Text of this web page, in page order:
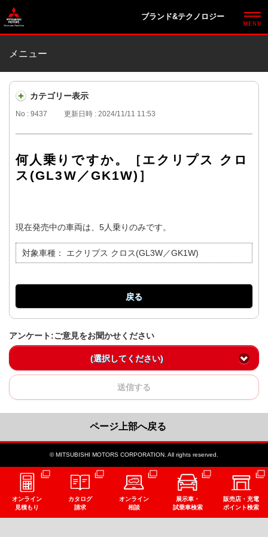
ブランド&テクノロジー
メニュー
カテゴリー表示
No : 9437 更新日時 : 2024/11/11 11:53
何人乗りですか。［エクリプス クロ
ス(GL3W／GK1W)］
現在発売中の車両は、5人乗りのみです。
対象車種： エクリプス クロス(GL3W／GK1W)
戻る
アンケート:ご意見をお聞かせください
(選択してください)
送信する
ページ上部へ戻る
© MITSUBISHI MOTORS CORPORATION. All rights reserved.
オンライン
見積もり
カタログ
請求
オンライン
相談
展示車・
試乗車検索
販売店・充電
ポイント検索